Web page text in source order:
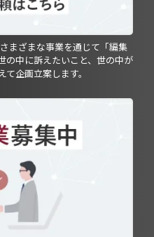
まざまな事業を通じて「編集
の中に訴えたいこと、世の中が
企画立案します。